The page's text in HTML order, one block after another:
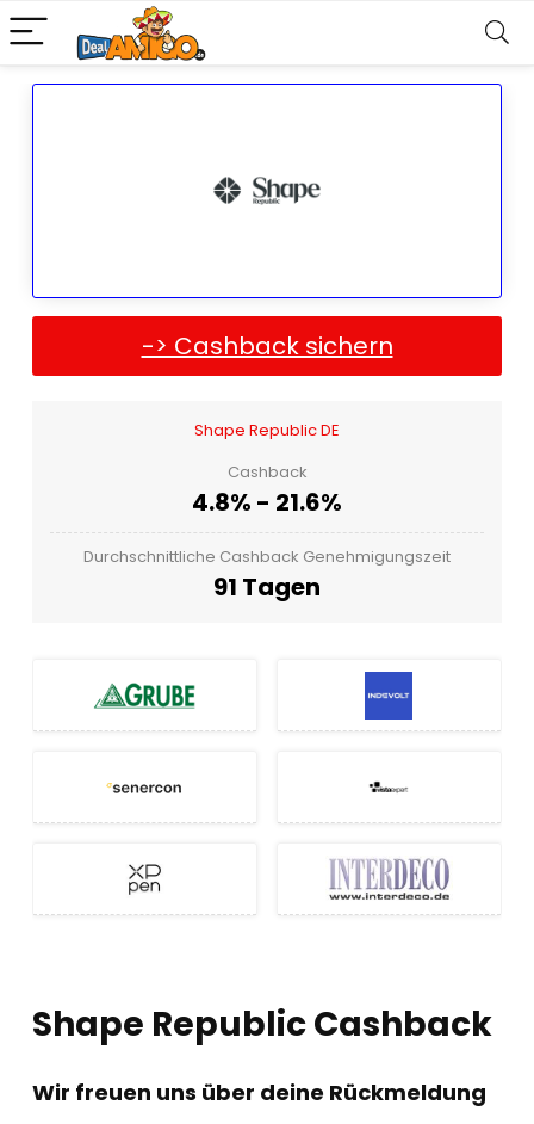
-> Cashback sichern
Shape Republic DE
Cashback
4.8% - 21.6%
Durchschnittliche Cashback Genehmigungszeit
91 Tagen
Shape Republic Cashback
Wir freuen uns über deine Rückmeldung